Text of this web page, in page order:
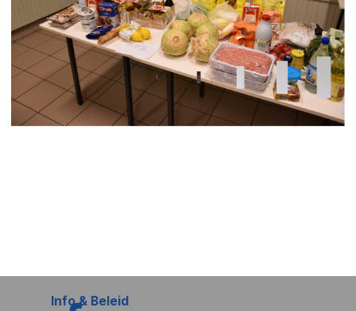
Info & Beleid